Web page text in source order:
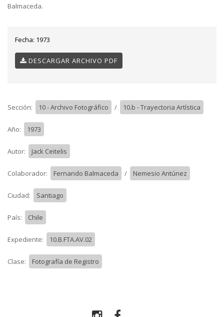
Balmaceda.
Fecha: 1973
DESCARGAR ARCHIVO PDF
Sección: 10 - Archivo Fotográfico / 10.b - Trayectoria Artística
Año: 1973
Autor: Jack Ceitelis
Colaborador: Fernando Balmaceda / Nemesio Antúnez
Ciudad: Santiago
País: Chile
Expediente: 10.B.FTA.AV.02
Clase: Fotografía de Registro